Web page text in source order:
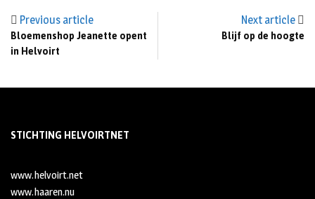
Previous article
Bloemenshop Jeanette opent
in Helvoirt
Next article
Blijf op de hoogte
STICHTING HELVOIRTNET
www.helvoirt.net
www.haaren.nu